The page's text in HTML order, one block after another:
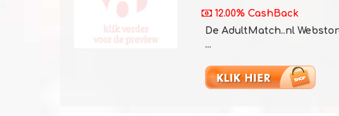
12.00% CashBack
De AdultMatch..nl
...